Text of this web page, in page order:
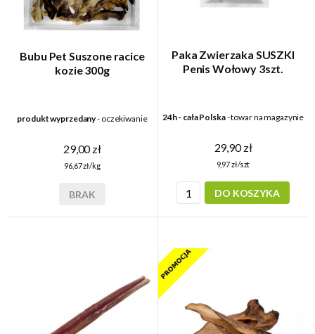
Bubu Pet Suszone racice
kozie 300g
produkt wyprzedany- oczekiwanie
29,00 zł
96,67 zł/kg
BRAK
Paka Zwierzaka SUSZKI
Penis Wołowy 3szt.
24h - cała Polska- towar na magazynie
29,90 zł
9,97 zł/szt
DO KOSZYKA